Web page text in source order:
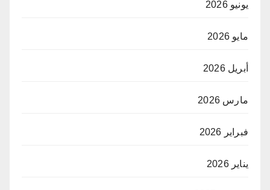
يونيو 2026
مايو 2026
أبريل 2026
مارس 2026
فبراير 2026
يناير 2026